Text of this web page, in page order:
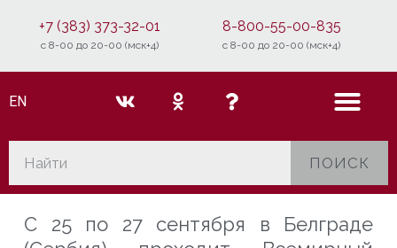
+7 (383) 373-32-01
c 8-00 до 20-00 (мск+4)
8-800-55-00-835
c 8-00 до 20-00 (мск+4)
EN
ПОИСК
С 25 по 27 сентября в Белграде